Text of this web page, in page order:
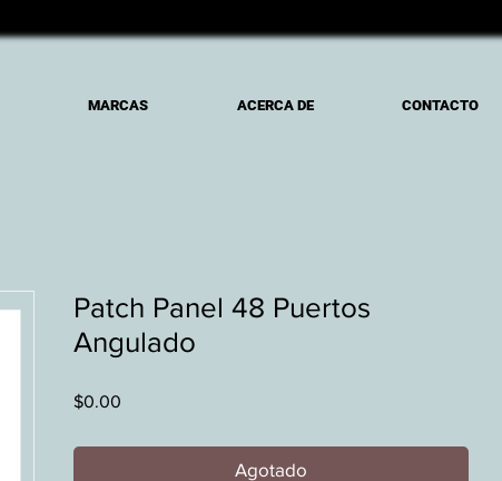
MARCAS ACERCA DE CONTACTO
Patch Panel 48 Puertos
Angulado
$0.00
Agotado